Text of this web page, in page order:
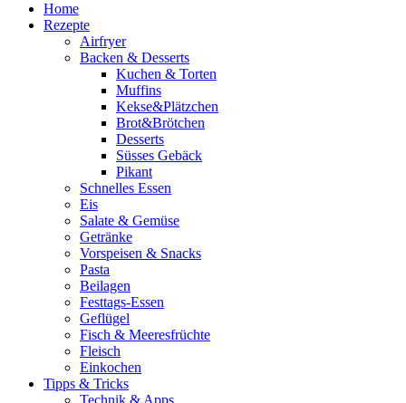
Home
Rezepte
Airfryer
Backen & Desserts
Kuchen & Torten
Muffins
Kekse&Plätzchen
Brot&Brötchen
Desserts
Süsses Gebäck
Pikant
Schnelles Essen
Eis
Salate & Gemüse
Getränke
Vorspeisen & Snacks
Pasta
Beilagen
Festtags-Essen
Geflügel
Fisch & Meeresfrüchte
Fleisch
Einkochen
Tipps & Tricks
Technik & Apps